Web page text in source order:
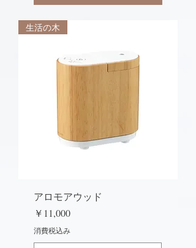
生活の木
アロモアウッド
価格
￥11,000
消費税込み